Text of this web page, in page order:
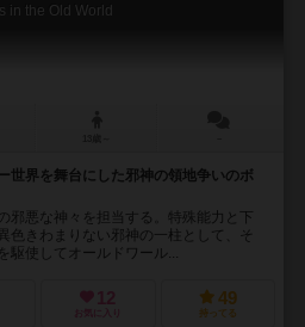
in the Old World
世界を舞台にした邪神の領地争いのボ
邪悪な神々を担当する。特殊能力と下
色きわまりない邪神の一柱として、そ
使してオールドワール...
12
お気に入り
49
持ってる